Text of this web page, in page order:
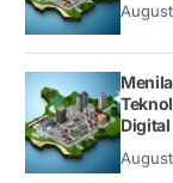
Digital